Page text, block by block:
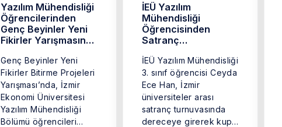
Yazılım Mühendisliği
Öğrencilerinden
Genç Beyinler Yeni
Fikirler Yarışmasında
Genç Beyinler Yeni
Fikirler Bitirme Projeleri
Yarışması’nda, İzmir
Ekonomi Üniversitesi
Yazılım Mühendisliği
Bölümü öğrencileri
İEÜ Yazılım
Mühendisliği
Öğrencisinden
Satranç
İEÜ Yazılım Mühendisliği
3. sınıf öğrencisi Ceyda
Ece Han, İzmir
üniversiteler arası
satranç turnuvasında
dereceye girerek kupa